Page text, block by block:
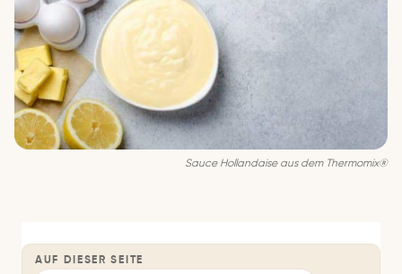
Sauce Hollandaise aus dem Thermomix®
AUF DIESER SEITE